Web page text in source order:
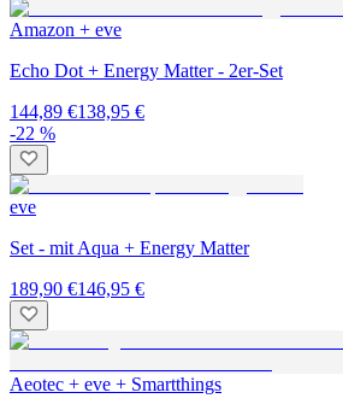
Amazon + eve
Echo Dot + Energy Matter - 2er-Set
144,89 €138,95 €
-22 %
eve
Set - mit Aqua + Energy Matter
189,90 €146,95 €
Aeotec + eve + Smartthings